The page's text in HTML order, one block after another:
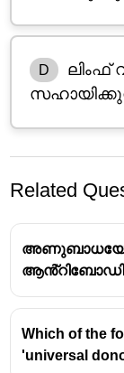
D
ലിംഫ്
ലിംഫ്
Related
അണുബാധയോട്
Which of the
'universal